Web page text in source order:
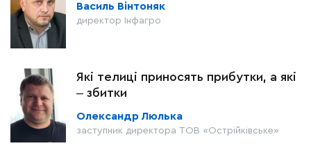
Василь Вінтоняк
директор Інфагро
Які телиці приносять прибутки, а які
‒ збитки
Олександр Люлька
заступник директора ТОВ «Острійківське»